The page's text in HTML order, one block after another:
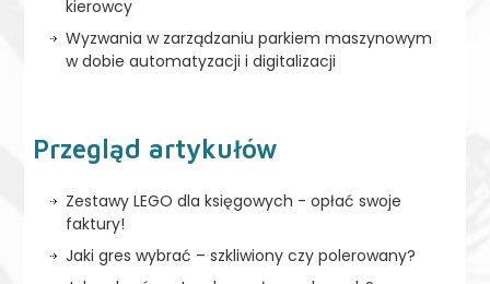
kierowcy
Wyzwania w zarządzaniu parkiem maszynowym
w dobie automatyzacji i digitalizacji
Przegląd artykułów
Zestawy LEGO dla księgowych - opłać swoje
faktury!
Jaki gres wybrać – szkliwiony czy polerowany?